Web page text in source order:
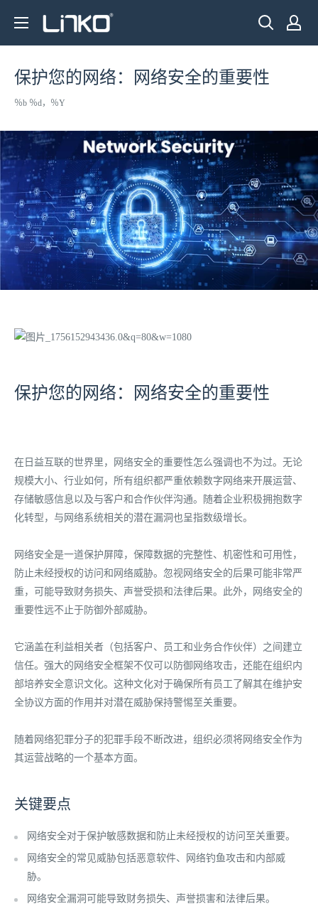
内
LINKO
LIMITED
保护您的网络：网络安全的重要性
％b ％d，％Y
保护您的网络：网络安全的重要性
在日益互联的世界里，网络安全的重要性怎么强调也不为过。无论
规模大小、行业如何，所有组织都严重依赖数字网络来开展运营、
存储敏感信息以及与客户和合作伙伴沟通。随着企业积极拥抱数字
化转型，与网络系统相关的潜在漏洞也呈指数级增长。
网络安全是一道保护屏障，保障数据的完整性、机密性和可用性，
防止未经授权的访问和网络威胁。忽视网络安全的后果可能非常严
重，可能导致财务损失、声誉受损和法律后果。此外，网络安全的
重要性远不止于防御外部威胁。
它涵盖在利益相关者（包括客户、员工和业务合作伙伴）之间建立
信任。强大的网络安全框架不仅可以防御网络攻击，还能在组织内
部培养安全意识文化。这种文化对于确保所有员工了解其在维护安
全协议方面的作用并对潜在威胁保持警惕至关重要。
随着网络犯罪分子的犯罪手段不断改进，组织必须将网络安全作为
其运营战略的一个基本方面。
关键要点
网络安全对于保护敏感数据和防止未经授权的访问至关重要。
网络安全的常见威胁包括恶意软件、网络钓鱼攻击和内部威
胁。
网络安全漏洞可能导致财务损失、声誉损害和法律后果。